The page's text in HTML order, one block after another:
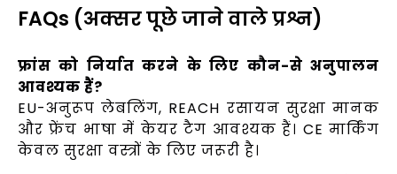
FAQs (अक्सर पूछे जाने वाले प्रश्न)
फ्रांस को निर्यात करने के लिए कौन-से अनुपालन
आवश्यक हैं?
EU-अनुरूप लेबलिंग, REACH रसायन सुरक्षा मानक
और फ्रेंच भाषा में केयर टैग आवश्यक हैं। CE मार्किंग
केवल सुरक्षा वस्त्रों के लिए जरूरी है।